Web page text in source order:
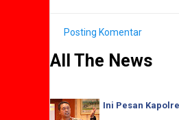
Posting Komentar
All The News
Ini Pesan